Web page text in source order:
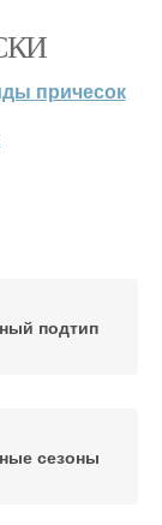
причесок
подтип
сезоны